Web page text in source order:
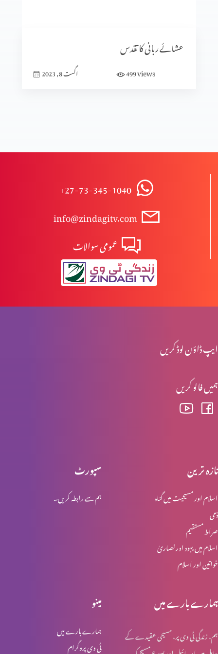
عشاء ربانی
الفا اور اومیگا
راستباز ہونے کے لیے ہوش میں آؤ
عشائے ربانی کا تقدس
اگست 8, 2023 499views
+27-73-345-1040
info@zindagitv.com
عمومی سوالات
ایپ ڈاؤن لوڈ کریں
ہمیں فالو کریں
سپورٹ
ہم سے رابطہ کریں۔
تازہ ترین
اسلام اور مسیحیت میں گناہ
ذمی
صراط مستقیم
اسلام میں یہود اور نصاریٰ
خواتین اور اسلام
مینو
ہمارے بارے میں
ٹی وی پروگرام
ہمارے بارے میں
ہم، زندگی ٹی وی پر، مسیحی عقیدے کے